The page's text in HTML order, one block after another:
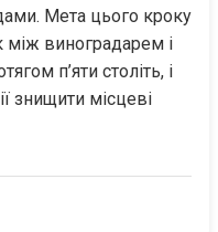
Мета цього кроку
між виноградарем і
п’яти століть, і
знищити місцеві